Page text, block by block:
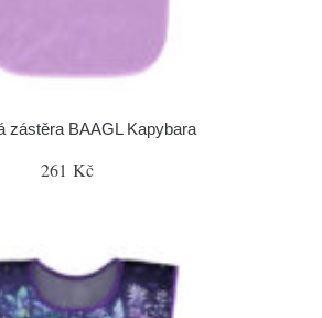
zástěra BAAGL Kapybara
261 Kč